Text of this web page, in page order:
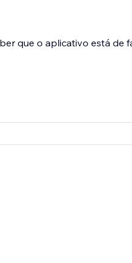
que o aplicativo está de